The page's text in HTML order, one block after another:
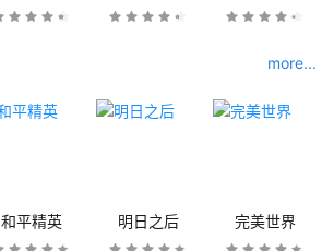
more...
和平精英 明日之后 完美世界